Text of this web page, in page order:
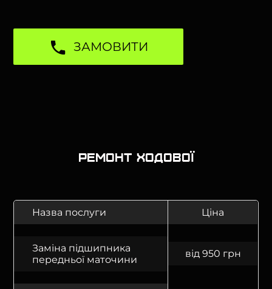
ЗАМОВИТИ
Ремонт ходової
Назва послуги Ціна
Заміна підшипника
передньої маточини
від 950 грн